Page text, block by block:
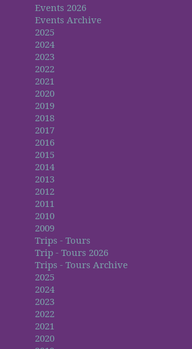
Events 2026
Events Archive
2025
2024
2023
2022
2021
2020
2019
2018
2017
2016
2015
2014
2013
2012
2011
2010
2009
Trips - Tours
Trip - Tours 2026
Trips - Tours Archive
2025
2024
2023
2022
2021
2020